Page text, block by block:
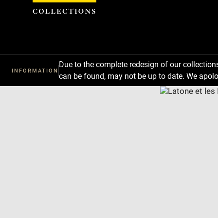
INFORMATION
Due to the complete redesign of our
can be found, may not be up to date. We
Cookies management panel